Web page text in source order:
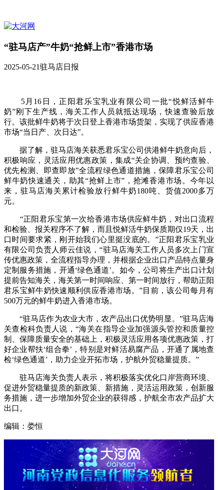
“驻马店产”牛奶“抢鲜上市”香港市场
2025-05-21驻马店日报
5月16日，正阳君乐宝乳业有限公司一批“悦鲜活鲜牛
奶”刚下生产线，海关工作人员就抵达现场，快速查验后放
行。该批鲜牛奶将于次日登上香港市场货架，实现了供应香港
市场“当日产、次日达”。
据了解，驻马店海关获悉君乐宝公司供港鲜牛奶意向后，
积极响应，灵活应用优惠政策，集成“关企协调、预约查验、
优先检测、即查即放”全流程绿色通道措施，保障君乐宝公司
鲜牛奶快速通关，助其“抢鲜上市”，抢滩香港市场。今年以
来，驻马店海关累计检验放行鲜牛奶180吨、货值2000多万
元。
“正阳君乐宝第一次给香港市场供应鲜牛奶，对出口流程
和检验、报关程序不了解，而且悦鲜活牛奶保质期仅19天，出
口时间要求紧，刚开始我们心里挺没底的。”正阳君乐宝乳业
有限公司负责人师云佳说，“驻马店海关工作人员多次上门宣
传优惠政策，全流程指导办理，并根据企业出口产品特点量身
定制服务措施，开通‘绿色通道’。如今，公司将生产出口计划
提前告知海关，海关第一时间响应、第一时间放行，帮助正阳
君乐宝鲜牛奶快速顺利供应香港市场。”目前，该公司每月有
500万元的鲜牛奶进入香港市场。
“驻马店作为农业大市，农产品出口优势明显。”驻马店海
关查检科负责人说，“海关在指导企业加强源头管控和质量控
制、保障质量安全的基础上，积极灵活应用各项优惠政策，打
好企业帮扶‘组合拳’，特别是对鲜活易腐产品，开通了属地查
检‘绿色通道’，助力企业开拓市场，护航外贸稳量提质。”
驻马店海关负责人表示，将积极落实优化口岸营商环境、
促进外贸稳量提质的新政策、新措施，灵活运用政策，创新服
务措施，进一步增加外贸企业的获得感，护航全市农产品扩大
出口。
编辑：娄恒